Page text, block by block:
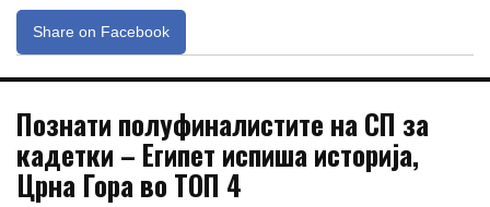
Share on Facebook
Познати полуфиналистите на СП за
кадетки – Египет испиша историја,
Црна Гора во ТОП 4